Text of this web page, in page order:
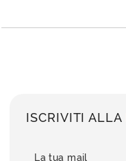
ISCRIVITI ALLA